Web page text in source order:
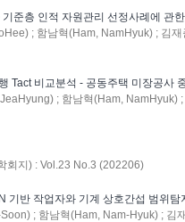
준층 인적 자원관리 선정사례에 관
; 함남혁(Ham, NamHyuk) ; 김
Tact 비교분석 - 공동주택 미장공사
; 함남혁(Ham, NamHyuk)
회지) : Vol.23 No.3 (202206)
기반 작업자와 기계 상호간섭 범위탐
; 함남혁(Ham, Nam-Hyuk) ; 김